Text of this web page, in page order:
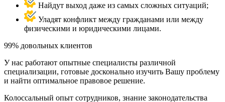
Найдут выход даже из самых сложных ситуаций;
Уладят конфликт между гражданами или между
физическими и юридическими лицами.
99% довольных клиентов
У нас работают опытные специалисты различной
специализации, готовые досконально изучить Вашу проблему
и найти оптимальное правовое решение.
Колоссальный опыт сотрудников, знание законодательства